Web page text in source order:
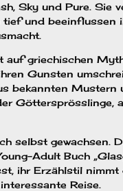
Sky und Pure. Sie
und beeinflussen
auf griechischen
Gunsten
bekannten Mustern
Göttersprösslinge,
selbst gewachsen.
Adult Buch
ihr Erzählstil
Reise.